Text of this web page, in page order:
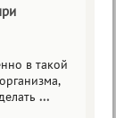
в такой
...